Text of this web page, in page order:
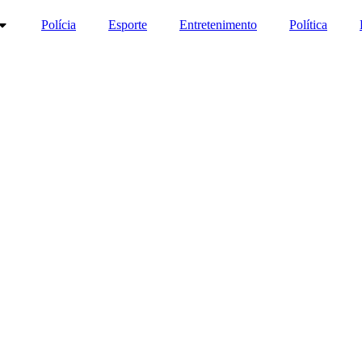
Polícia Esporte Entretenimento Política